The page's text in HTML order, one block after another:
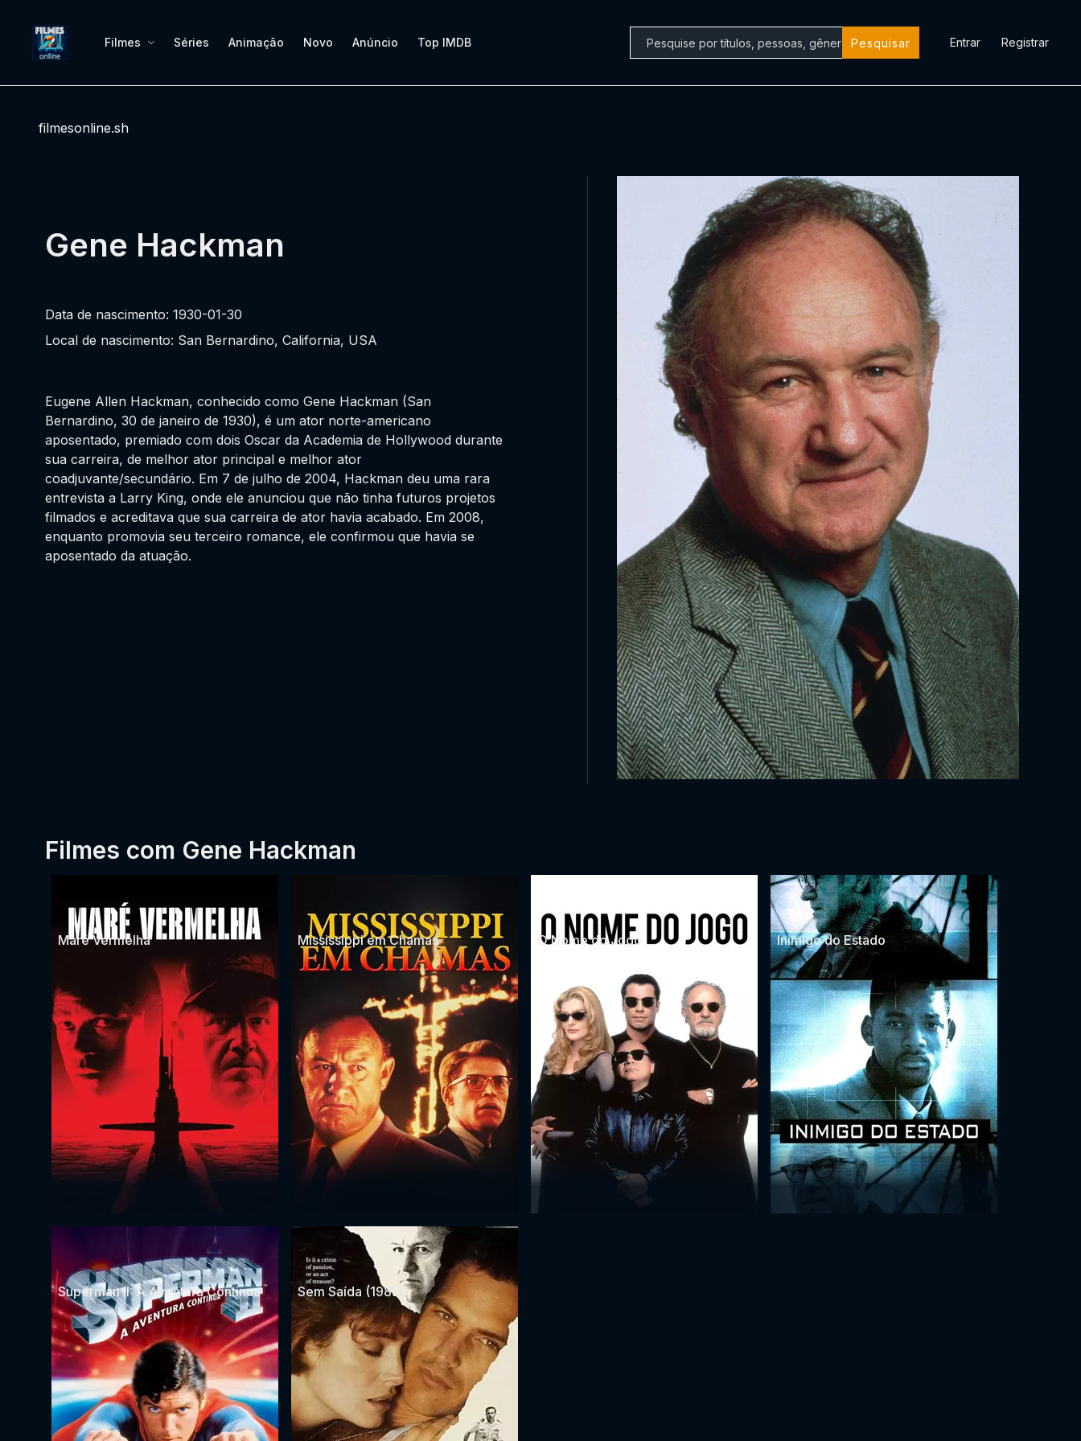
Filmes Séries Animação Novo Anúncio Top IMDB Pesquisar Entrar Registrar
filmesonline.sh
Gene Hackman
Data de nascimento: 1930-01-30
Local de nascimento: San Bernardino, California, USA
Eugene Allen Hackman, conhecido como Gene Hackman (San
Bernardino, 30 de janeiro de 1930), é um ator norte-americano
aposentado, premiado com dois Oscar da Academia de Hollywood durante
sua carreira, de melhor ator principal e melhor ator
coadjuvante/secundário. Em 7 de julho de 2004, Hackman deu uma rara
entrevista a Larry King, onde ele anunciou que não tinha futuros projetos
filmados e acreditava que sua carreira de ator havia acabado. Em 2008,
enquanto promovia seu terceiro romance, ele confirmou que havia se
aposentado da atuação.
Filmes com Gene Hackman
Maré Vermelha Mississippi em Chamas O Nome do Jogo Inimigo do Estado
Superman II: A Aventura Continua Sem Saída (1987)